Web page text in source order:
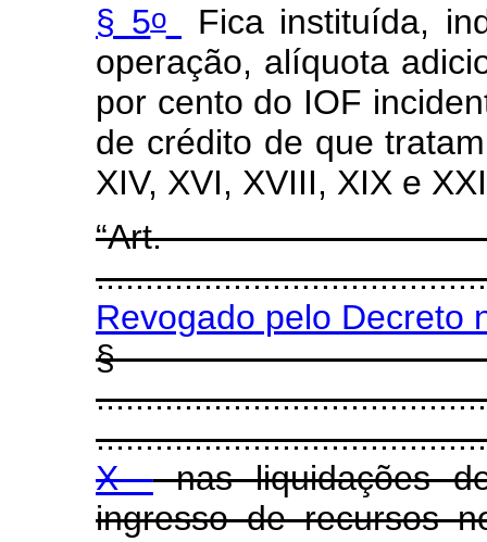
§ 5o
Fica instituída,
operação, alíquota
por cento do IOF
de crédito de que
XIV, XVI, XVIII, XIX e
Revogado pelo Decreto
§
X -nas liquidações
ingresso de recursos